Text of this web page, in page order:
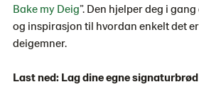
Bake my Deig”. Den hjelper deg i
og inspirasjon til hvordan enkelt det
deigemner.
Last ned: Lag dine egne